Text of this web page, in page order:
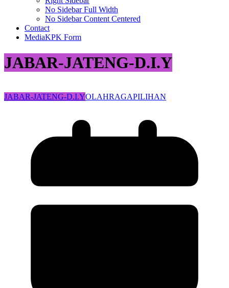
No Sidebar Full Width
No Sidebar Content Centered
Contact
MediaKPK Form
JABAR-JATENG-D.I.Y
JABAR-JATENG-D.I.YOLAHRAGAPILIHAN